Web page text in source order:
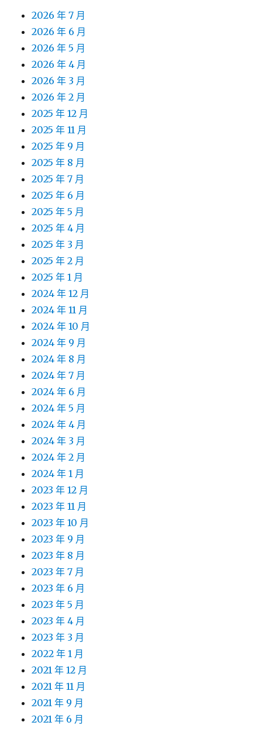
2026 年 7 月
2026 年 6 月
2026 年 5 月
2026 年 4 月
2026 年 3 月
2026 年 2 月
2025 年 12 月
2025 年 11 月
2025 年 9 月
2025 年 8 月
2025 年 7 月
2025 年 6 月
2025 年 5 月
2025 年 4 月
2025 年 3 月
2025 年 2 月
2025 年 1 月
2024 年 12 月
2024 年 11 月
2024 年 10 月
2024 年 9 月
2024 年 8 月
2024 年 7 月
2024 年 6 月
2024 年 5 月
2024 年 4 月
2024 年 3 月
2024 年 2 月
2024 年 1 月
2023 年 12 月
2023 年 11 月
2023 年 10 月
2023 年 9 月
2023 年 8 月
2023 年 7 月
2023 年 6 月
2023 年 5 月
2023 年 4 月
2023 年 3 月
2022 年 1 月
2021 年 12 月
2021 年 11 月
2021 年 9 月
2021 年 6 月